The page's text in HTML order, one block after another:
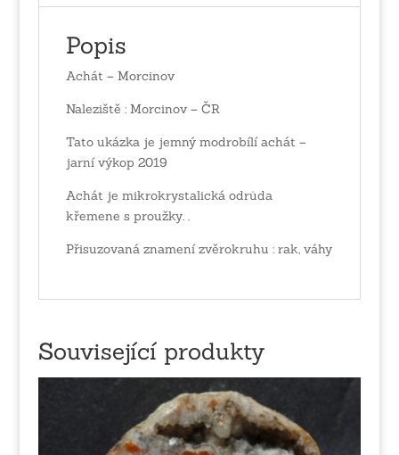
Popis
Achát – Morcinov
Naleziště : Morcinov – ČR
Tato ukázka je jemný modrobílí achát –
jarní výkop 2019
Achát je mikrokrystalická odrůda
křemene s proužky. .
Přisuzovaná znamení zvěrokruhu : rak, váhy
Související produkty